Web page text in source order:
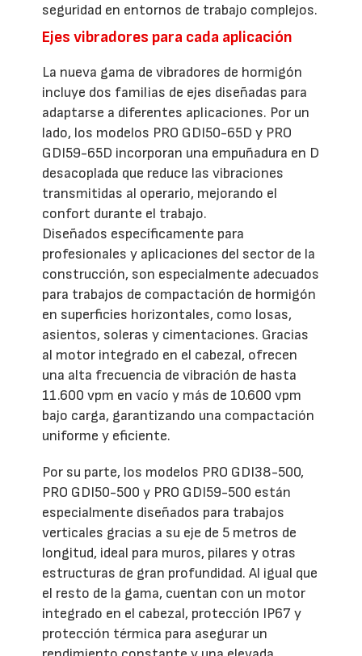
seguridad en entornos de trabajo complejos.
Ejes vibradores para cada aplicación
La nueva gama de vibradores de hormigón
incluye dos familias de ejes diseñadas para
adaptarse a diferentes aplicaciones. Por un
lado, los modelos PRO GDI50-65D y PRO
GDI59-65D incorporan una empuñadura en D
desacoplada que reduce las vibraciones
transmitidas al operario, mejorando el
confort durante el trabajo.
Diseñados específicamente para
profesionales y aplicaciones del sector de la
construcción, son especialmente adecuados
para trabajos de compactación de hormigón
en superficies horizontales, como losas,
asientos, soleras y cimentaciones. Gracias
al motor integrado en el cabezal, ofrecen
una alta frecuencia de vibración de hasta
11.600 vpm en vacío y más de 10.600 vpm
bajo carga, garantizando una compactación
uniforme y eficiente.
Por su parte, los modelos PRO GDI38-500,
PRO GDI50-500 y PRO GDI59-500 están
especialmente diseñados para trabajos
verticales gracias a su eje de 5 metros de
longitud, ideal para muros, pilares y otras
estructuras de gran profundidad. Al igual que
el resto de la gama, cuentan con un motor
integrado en el cabezal, protección IP67 y
protección térmica para asegurar un